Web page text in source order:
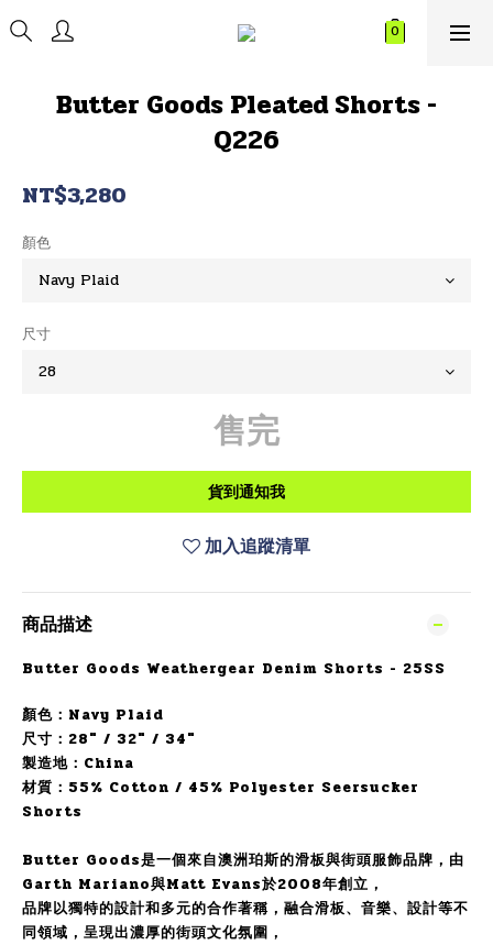
Butter Goods Pleated Shorts -
Q226
NT$3,280
顏色
尺寸
售完
貨到通知我
加入追蹤清單
商品描述
Butter Goods Weathergear Denim Shorts - 25SS
顏色： Navy Plaid
尺寸：28" / 32" / 34"
製造地：China
材質： 55% Cotton / 45% Polyester Seersucker
Shorts
Butter Goods是一個來自澳洲珀斯的滑板與街頭服飾品牌，由
Garth Mariano與Matt Evans於2008年創立，
品牌以獨特的設計和多元的合作著稱，融合滑板、音樂、設計等不
同領域，呈現出濃厚的街頭文化氛圍，